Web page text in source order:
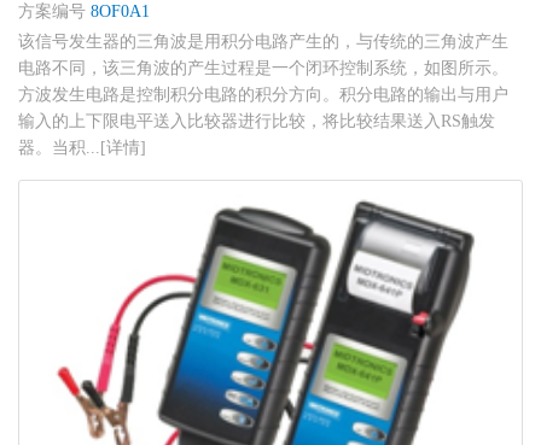
方案编号 8OF0A1
该信号发生器的三角波是用积分电路产生的，与传统的三角波产生
电路不同，该三角波的产生过程是一个闭环控制系统，如图所示。
方波发生电路是控制积分电路的积分方向。积分电路的输出与用户
输入的上下限电平送入比较器进行比较，将比较结果送入RS触发
器。当积...[详情]